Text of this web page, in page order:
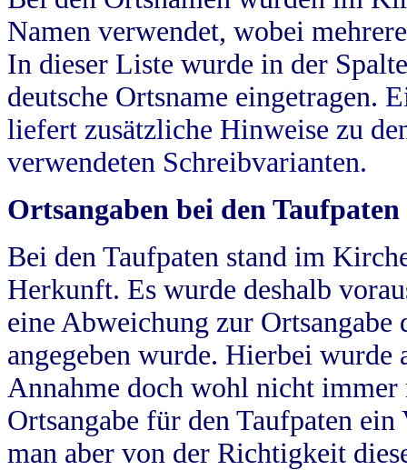
Namen verwendet, wobei
In dieser Liste wurde in der
deutsche Ortsname eingetragen.
liefert zusätzliche Hinweise zu
verwendeten Schreibvarianten.
Ortsangaben bei den Taufpaten
Bei den Taufpaten stand im
Herkunft. Es wurde deshalb
eine Abweichung zur
angegeben wurde. Hierbei wurde
Annahme doch wohl nicht
Ortsangabe für den Taufpaten
man aber von der Richtigkeit